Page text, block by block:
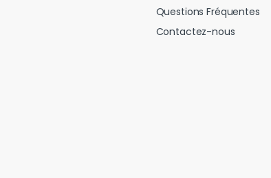
Questions Fréquentes
Contactez-nous